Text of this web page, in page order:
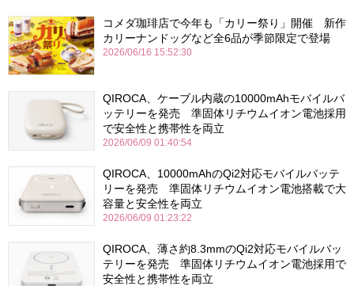
コメダ珈琲店で今年も「カリー祭り」開催 新作
カリーナンドッグなど全6品が季節限定で登場
2026/06/16 15:52:30
QIROCA、ケーブル内蔵の10000mAhモバイルバ
ッテリーを発売 準固体リチウムイオン電池採用
で安全性と携帯性を両立
2026/06/09 01:40:54
QIROCA、10000mAhのQi2対応モバイルバッテ
リーを発売 準固体リチウムイオン電池搭載で大
容量と安全性を両立
2026/06/09 01:23:22
QIROCA、薄さ約8.3mmのQi2対応モバイルバッ
テリーを発売 準固体リチウムイオン電池採用で
安全性と携帯性を両立